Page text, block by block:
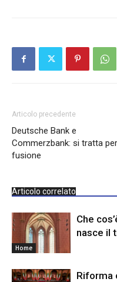
Articolo precedente
Deutsche Bank e
Commerzbank: si tratta
fusione
Articolo correlato
Home
Che
nasce il
Riforma